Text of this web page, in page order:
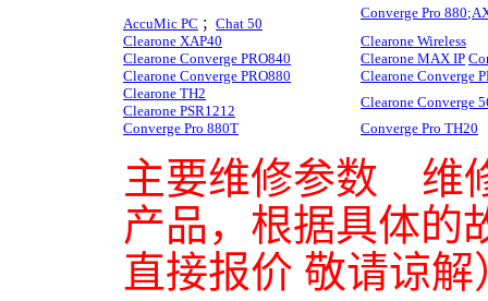
AccuMic PC ； Chat 50
Converge Pro 880;
Clearone XAP40
Clearone Wireless
Clearone Converge PRO840
Clearone MAX IP
Clearone Converge PRO880
Clearone Converge
Clearone TH2
Clearone PSR1212
Clearone Converge
Converge Pro 880T
Converge Pro TH20
主要维修参数 维
产品，根据具体的
直接报价 敬请谅解